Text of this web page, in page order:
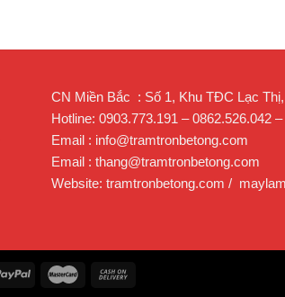
CN Miền Bắc : Số 1, Khu TĐC Lạc
Hotline: 0903.773.191 – 0862.526.042
Email : info@tramtronbetong.com
Email : thang@tramtronbetong.com
Website: tramtronbetong.com /